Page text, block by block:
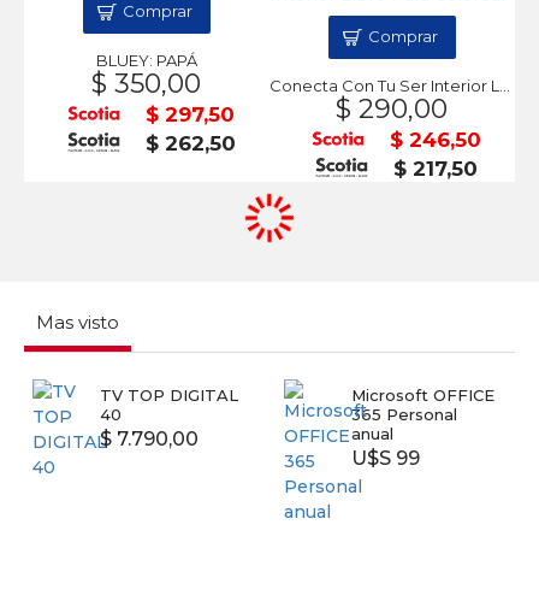
BLUEY: PAPÁ
$ 350,00
$ 297,50
$ 262,50
Comprar
$ 290,00
$ 246,50
$ 217,50
Comprar
Mas visto
TV TOP DIGITAL
40
$ 7.790,00
Microsoft OFFICE
365 Personal
anual
U$S 99